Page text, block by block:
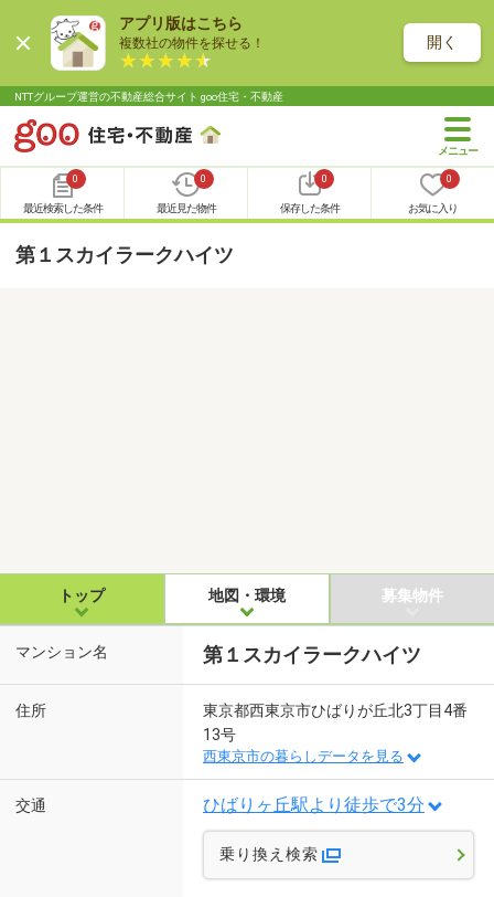
アプリ版はこちら
複数社の物件を探せる！ 開く
NTTグループ運営の不動産総合サイト goo住宅・不動産
0
最近検索した条件
0
最近見た物件
0
保存した条件
0
お気に入り
第１スカイラークハイツ
トップ 地図・環境 募集物件
マンション名 第１スカイラークハイツ
住所
東京都西東京市ひばりが丘北3丁目4番
13号
西東京市の暮らしデータを見る
交通 ひばりヶ丘駅より徒歩で3分
乗り換え検索